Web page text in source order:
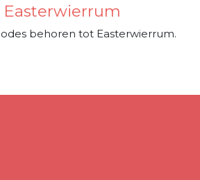
Easterwierrum
behoren tot Easterwierrum.